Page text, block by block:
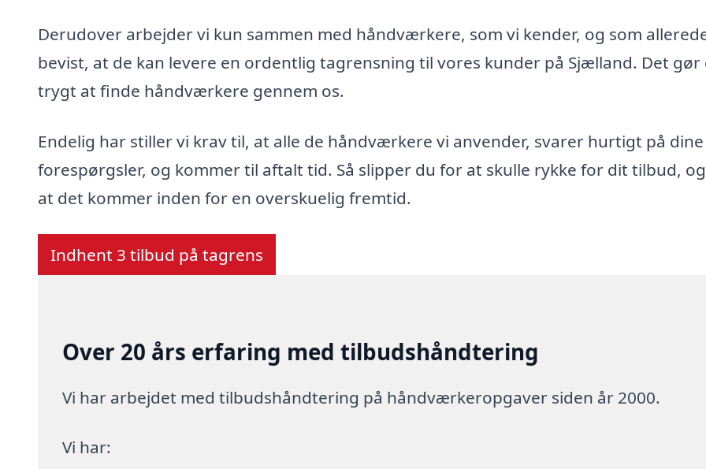
Derudover arbejder vi kun sammen med håndværkere, som vi kender, og som
bevist, at de kan levere en ordentlig tagrensning til vores kunder på Sjælland. Det gør
trygt at finde håndværkere gennem os.
Endelig har stiller vi krav til, at alle de håndværkere vi anvender, svarer hurtigt på dine
forespørgsler, og kommer til aftalt tid. Så slipper du for at skulle rykke for dit tilbud,
at det kommer inden for en overskuelig fremtid.
Indhent 3 tilbud på tagrens
Over 20 års erfaring med tilbudshåndtering
Vi har arbejdet med tilbudshåndtering på håndværkeropgaver siden år 2000.
Vi har: